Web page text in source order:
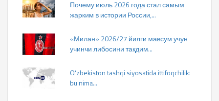
Почему июль 2026 года стал самым
жарким в истории России,...
«Милан» 2026/27 йилги мавсум учун
учинчи либосини тақдим...
O‘zbekiston tashqi siyosatida ittifoqchilik:
bu nima...